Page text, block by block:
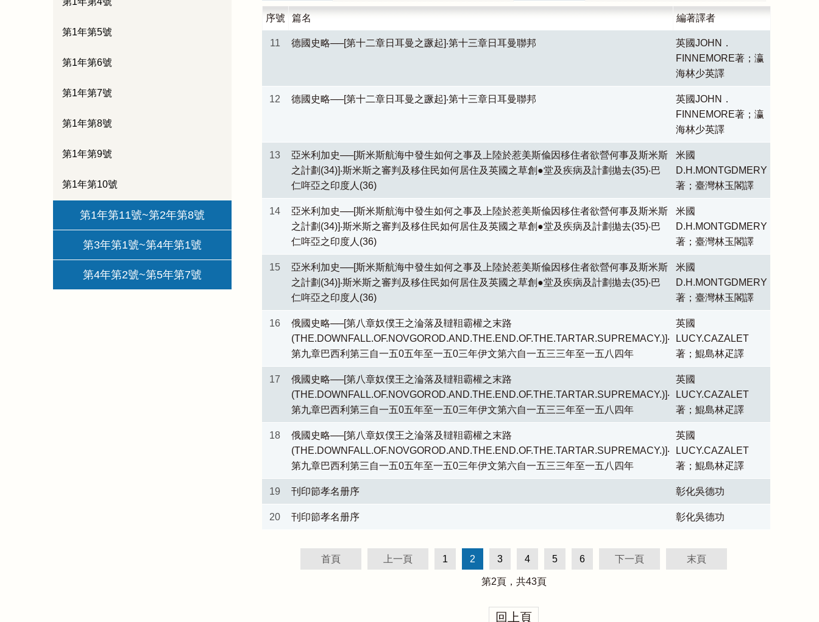
第1年第5號
第1年第6號
第1年第7號
第1年第8號
第1年第9號
第1年第10號
第1年第11號~第2年第8號
第3年第1號~第4年第1號
第4年第2號~第5年第7號
序號 篇名 編著譯者
11 德國史略──[第十二章日耳曼之蹶起]‧第十三章日耳曼聯邦
英國JOHN．
FINNEMORE著；瀛
海林少英譯
12 德國史略──[第十二章日耳曼之蹶起]‧第十三章日耳曼聯邦
英國JOHN．
FINNEMORE著；瀛
海林少英譯
13
亞米利加史──[斯米斯航海中發生如何之事及上陸於惹美斯偸因移住者欲營何事及斯米斯
之計劃(34)]‧斯米斯之審判及移住民如何居住及英國之草創●堂及疾病及計劃拋去(35)‧巴
仁哖亞之印度人(36)
米國
D.H.MONTGDMERY
著；臺灣林玉閣譯
14
亞米利加史──[斯米斯航海中發生如何之事及上陸於惹美斯偸因移住者欲營何事及斯米斯
之計劃(34)]‧斯米斯之審判及移住民如何居住及英國之草創●堂及疾病及計劃拋去(35)‧巴
仁哖亞之印度人(36)
米國
D.H.MONTGDMERY
著；臺灣林玉閣譯
15
亞米利加史──[斯米斯航海中發生如何之事及上陸於惹美斯偸因移住者欲營何事及斯米斯
之計劃(34)]‧斯米斯之審判及移住民如何居住及英國之草創●堂及疾病及計劃拋去(35)‧巴
仁哖亞之印度人(36)
米國
D.H.MONTGDMERY
著；臺灣林玉閣譯
16
俄國史略──[第八章奴僕王之淪落及韃靻霸權之末路
(THE.DOWNFALL.OF.NOVGOROD.AND.THE.END.OF.THE.TARTAR.SUPREMACY.)]‧
第九章巴西利第三自一五0五年至一五0三年伊文第六自一五三三年至一五八四年
英國
LUCY.CAZALET
著；鯤島林疋譯
17
俄國史略──[第八章奴僕王之淪落及韃靻霸權之末路
(THE.DOWNFALL.OF.NOVGOROD.AND.THE.END.OF.THE.TARTAR.SUPREMACY.)]‧
第九章巴西利第三自一五0五年至一五0三年伊文第六自一五三三年至一五八四年
英國
LUCY.CAZALET
著；鯤島林疋譯
18
俄國史略──[第八章奴僕王之淪落及韃靻霸權之末路
(THE.DOWNFALL.OF.NOVGOROD.AND.THE.END.OF.THE.TARTAR.SUPREMACY.)]‧
第九章巴西利第三自一五0五年至一五0三年伊文第六自一五三三年至一五八四年
英國
LUCY.CAZALET
著；鯤島林疋譯
19 刊印節孝名册序 彰化吳德功
20 刊印節孝名册序 彰化吳德功
首頁 上一頁 1 2 3 4 5 6 下一頁 末頁
第2頁，共43頁
回上頁